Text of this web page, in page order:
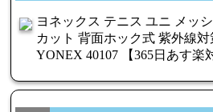
ヨネックス テニス ユニ メッ
カット 背面ホック式 紫外線
YONEX 40107 【365日あす楽